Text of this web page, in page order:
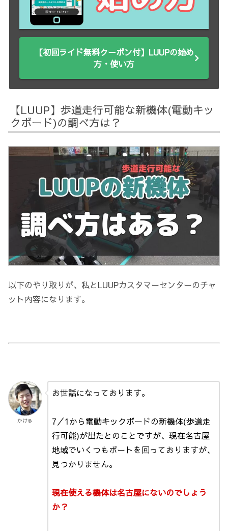
【初回ライド無料クーポン付】LUUPの始め
方・使い方
【LUUP】歩道走行可能な新機体(電動キッ
クボード)の調べ方は？
以下のやり取りが、私とLUUPカスタマーセンターのチャ
ット内容になります。
かける
お世話になっております。
7／1から電動キックボードの新機体(歩道走
行可能)が出たとのことですが、現在名古屋
地域でいくつもポートを回っておりますが、
見つかりません。
現在使える機体は名古屋にないのでしょう
か？